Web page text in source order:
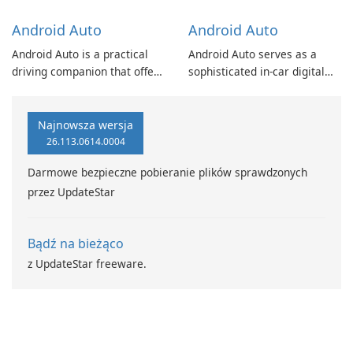
Android Auto
Android Auto is a practical
driving companion that offers
experience. With the
assistance of Google
Assistant, Android Auto
keeps you focused,
connected, and entertained
Android Auto
Android Auto serves as a
sophisticated in-car digital
Najnowsza wersja
26.113.0614.0004
Darmowe bezpieczne pobieranie plików sprawdzonych
przez UpdateStar
Bądź na bieżąco
z UpdateStar freeware.